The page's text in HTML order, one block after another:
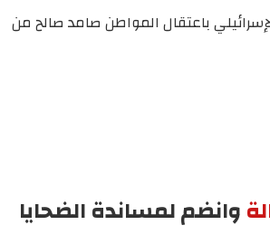
باعتقال المواطن صامد صالح من
وانضم لمساندة الضحايا